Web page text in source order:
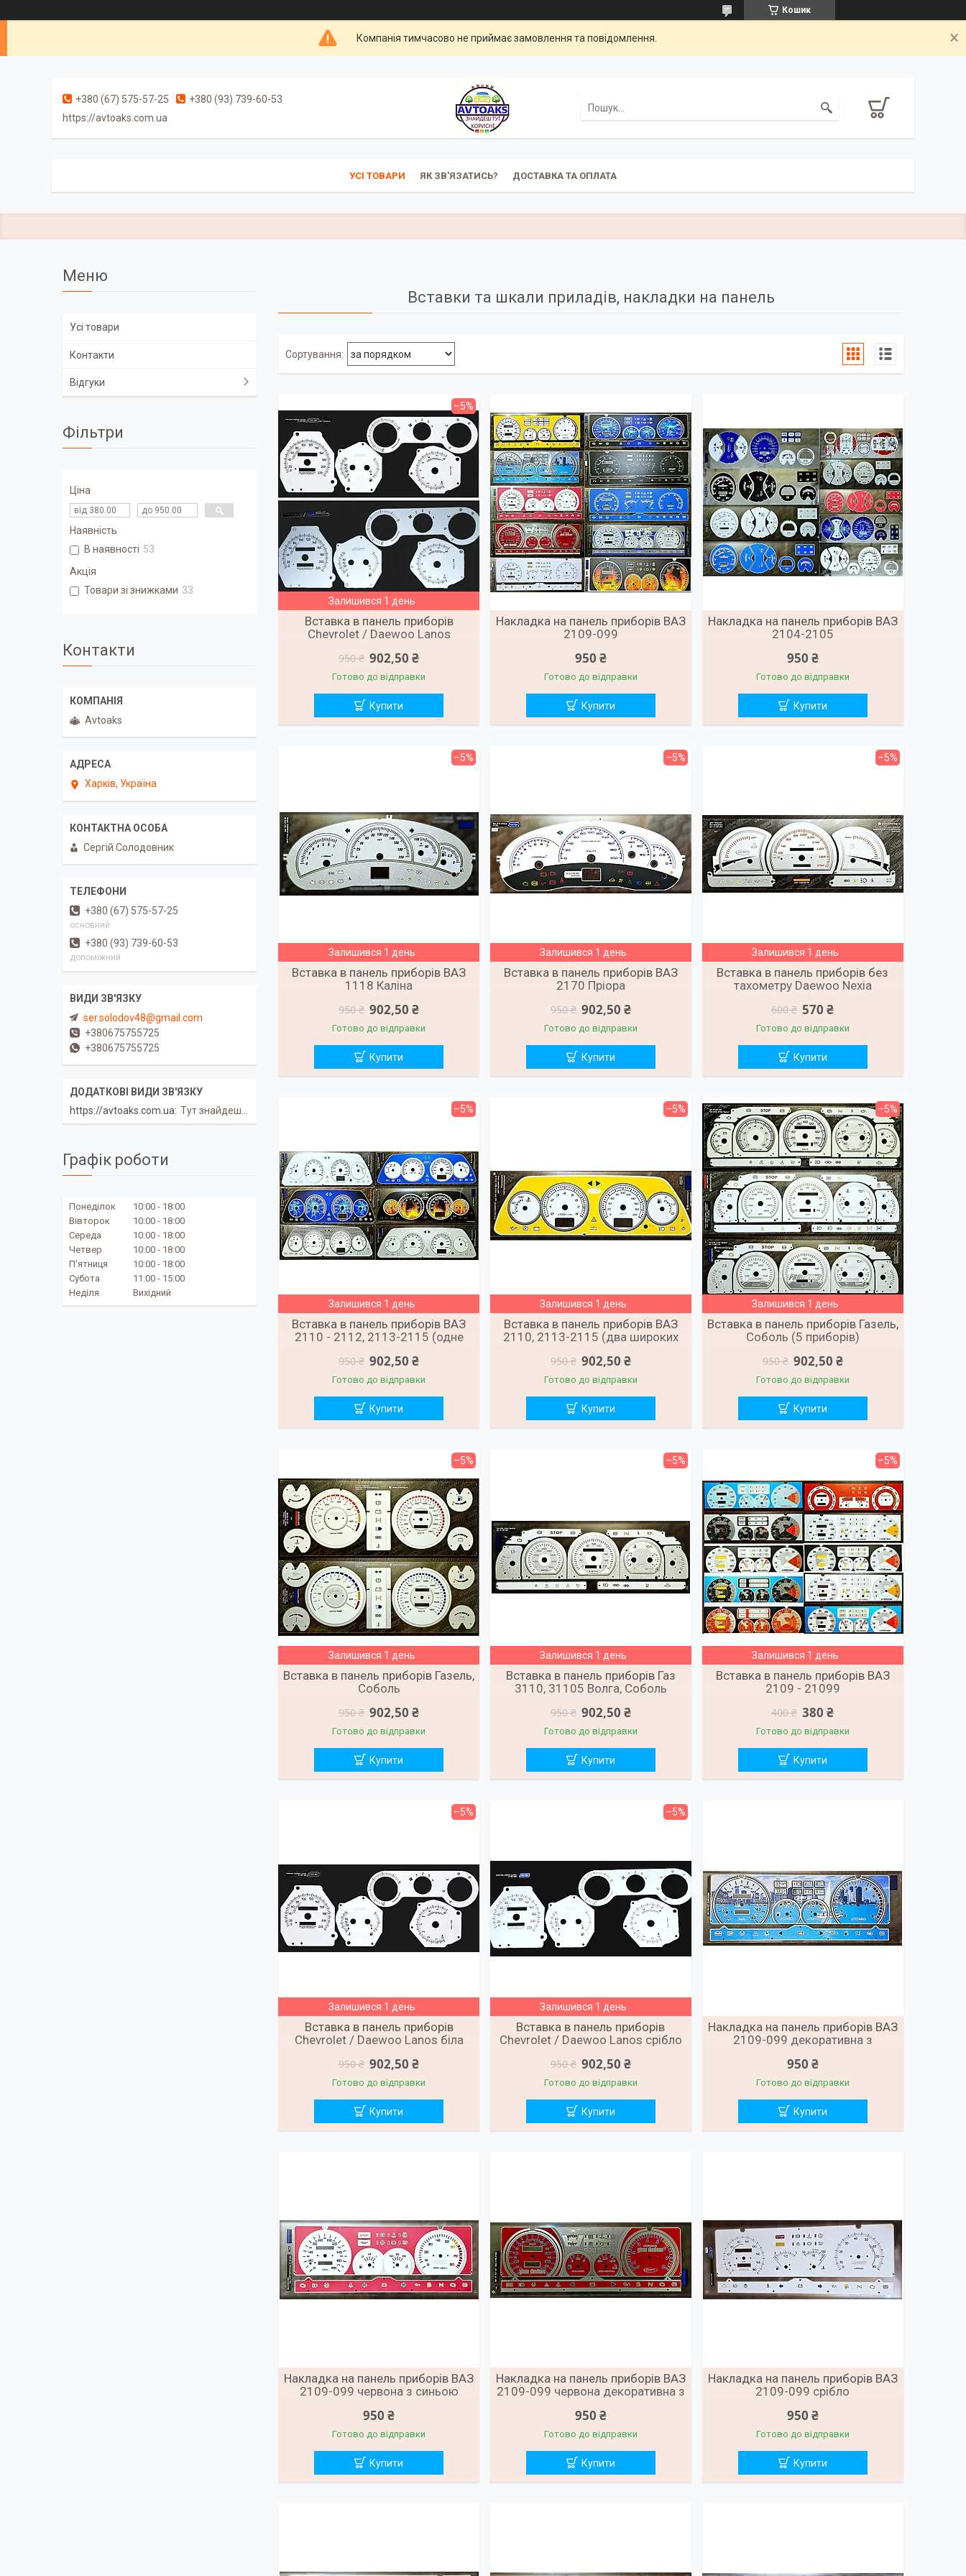
Кошик
Компанія тимчасово не приймає замовлення та повідомлення.
+380 (67) 575-57-25
+380 (93) 739-60-53
https://avtoaks.com.ua
УСІ ТОВАРИ ЯК ЗВ'ЯЗАТИСЬ? ДОСТАВКА ТА ОПЛАТА
Вставки та шкали приладів, накладки на панель
–5%
Залишився 1 день
Вставка в панель приборів
Chevrolet / Daewoo Lanos
950 ₴ 902,50 ₴
Готово до відправки
Купити
Накладка на панель приборів ВАЗ
2109-099
950 ₴
Готово до відправки
Купити
Накладка на панель приборів ВАЗ
2104-2105
950 ₴
Готово до відправки
Купити
–5%
Залишився 1 день
Вставка в панель приборів ВАЗ
1118 Каліна
950 ₴ 902,50 ₴
Готово до відправки
Купити
–5%
Залишився 1 день
Вставка в панель приборів ВАЗ
2170 Пріора
950 ₴ 902,50 ₴
Готово до відправки
Купити
–5%
Залишився 1 день
Вставка в панель приборів без
тахометру Daewoo Nexia
600 ₴ 570 ₴
Готово до відправки
Купити
–5%
Залишився 1 день
Вставка в панель приборів ВАЗ
2110 - 2112, 2113-2115 (одне
950 ₴ 902,50 ₴
Готово до відправки
Купити
–5%
Залишився 1 день
Вставка в панель приборів ВАЗ
2110, 2113-2115 (два широких
950 ₴ 902,50 ₴
Готово до відправки
Купити
–5%
Залишився 1 день
Вставка в панель приборів Газель,
Соболь (5 приборів)
950 ₴ 902,50 ₴
Готово до відправки
Купити
–5%
Залишився 1 день
Вставка в панель приборів Газель,
Соболь
950 ₴ 902,50 ₴
Готово до відправки
Купити
–5%
Залишився 1 день
Вставка в панель приборів Газ
3110, 31105 Волга, Соболь
950 ₴ 902,50 ₴
Готово до відправки
Купити
–5%
Залишився 1 день
Вставка в панель приборів ВАЗ
2109 - 21099
400 ₴ 380 ₴
Готово до відправки
Купити
–5%
Залишився 1 день
Вставка в панель приборів
Chevrolet / Daewoo Lanos біла
950 ₴ 902,50 ₴
Готово до відправки
Купити
–5%
Залишився 1 день
Вставка в панель приборів
Chevrolet / Daewoo Lanos срібло
950 ₴ 902,50 ₴
Готово до відправки
Купити
Накладка на панель приборів ВАЗ
2109-099 декоративна з
950 ₴
Готово до відправки
Купити
Накладка на панель приборів ВАЗ
2109-099 червона з синьою
950 ₴
Готово до відправки
Купити
Накладка на панель приборів ВАЗ
2109-099 червона декоративна з
950 ₴
Готово до відправки
Купити
Накладка на панель приборів ВАЗ
2109-099 срібло
950 ₴
Готово до відправки
Купити
Усі товари
Контакти
Відгуки
Фільтри
Ціна
Наявність
В наявності 53
Акція
Товари зі знижками 33
Контакти
Avtoaks
Харків, Україна
Сергiй Солодовник
+380 (67) 575-57-25
основний
+380 (93) 739-60-53
допомiжний
ser.solodov48@gmail.com
+380675755725
+380675755725
https://avtoaks.com.ua Тут знайдеш корисне!
Графік роботи
Понеділок 10:00
18:00
Вівторок
10:00
18:00
Середа
10:00
18:00
Четвер
10:00
18:00
Пʼятниця
10:00
18:00
Субота
11:00
15:00
Неділя
Вихідний